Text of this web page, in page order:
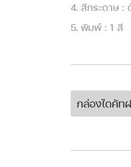
4. สีกระดาษ :
5. พิมพ์ : 1 สี
กล่องไดคัท